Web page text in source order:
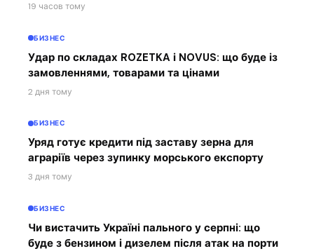
19 часов тому
БИЗНЕС
Удар по складах ROZETKA і NOVUS: що буде із
замовленнями, товарами та цінами
2 дня тому
БИЗНЕС
Уряд готує кредити під заставу зерна для
аграріїв через зупинку морського експорту
3 дня тому
БИЗНЕС
Чи вистачить Україні пального у серпні: що
буде з бензином і дизелем після атак на порти